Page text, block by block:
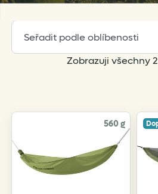
Zobrazuji všechny
560 g